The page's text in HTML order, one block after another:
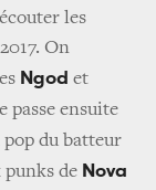
les
On
Ngod et
passe ensuite
pop du batteur
punks de Nova